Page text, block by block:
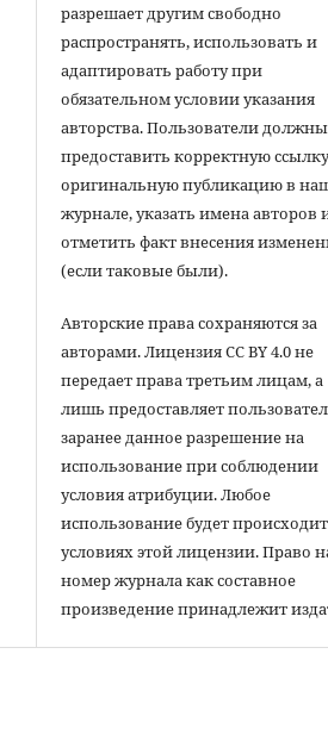
разрешает другим свободно
распространять, использовать и
адаптировать работу при
обязательном условии указания
авторства. Пользователи должны
предоставить корректную
оригинальную публикацию в
журнале, указать имена авторов
отметить факт внесения
(если таковые были).
Авторские права сохраняются за
авторами. Лицензия CC BY 4.0 не
передает права третьим лицам, а
лишь предоставляет
заранее данное разрешение на
использование при соблюдении
условия атрибуции. Любое
использование будет
условиях этой лицензии. Право
номер журнала как составное
произведение принадлежит